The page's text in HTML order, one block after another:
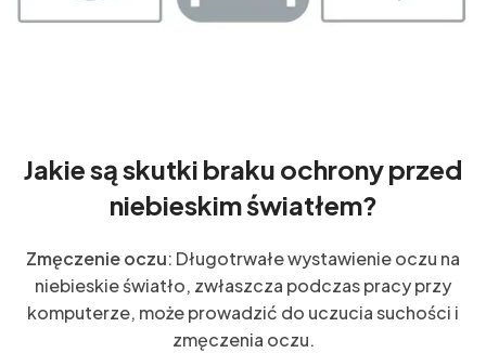
Jakie są skutki braku ochrony przed
niebieskim światłem?
Zmęczenie oczu: Długotrwałe wystawienie oczu na
niebieskie światło, zwłaszcza podczas pracy przy
komputerze, może prowadzić do uczucia suchości i
zmęczenia oczu.